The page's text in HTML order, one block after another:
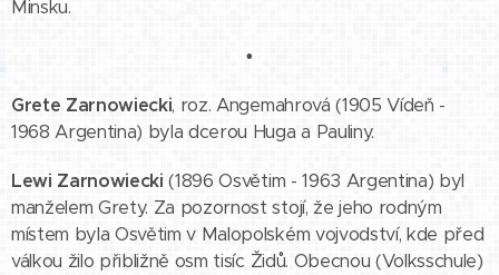
Minsku.
•
Grete Zarnowiecki, roz. Angemahrová (1905 Vídeň -
1968 Argentina) byla dcerou Huga a Pauliny.
Lewi Zarnowiecki (1896 Osvětim - 1963 Argentina) byl
manželem Grety. Za pozornost stojí, že jeho rodným
místem byla Osvětim v Malopolském vojvodství, kde před
válkou žilo přibližně osm tisíc Židů. Obecnou (Volksschule)